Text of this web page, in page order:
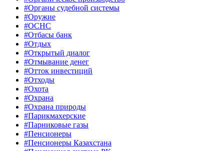
#Органы судебной системы
#Оружие
#ОСНС
#Отбасы банк
#Отдых
#Открытый диалог
#Отмывание денег
#Отток инвестиций
#Отходы
#Охота
#Охрана
#Охрана природы
#Парикмахерские
#Парниковые газы
#Пенсионеры
#Пенсионеры Казахстана